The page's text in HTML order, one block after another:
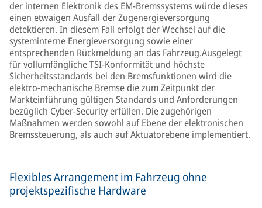
der internen Elektronik des EM-Bremssystems würde dieses
einen etwaigen Ausfall der Zugenergieversorgung
detektieren. In diesem Fall erfolgt der Wechsel auf die
systeminterne Energieversorgung sowie einer
entsprechenden Rückmeldung an das Fahrzeug.Ausgelegt
für vollumfängliche TSI-Konformität und höchste
Sicherheitsstandards bei den Bremsfunktionen wird die
elektro-mechanische Bremse die zum Zeitpunkt der
Markteinführung gültigen Standards und Anforderungen
bezüglich Cyber-Security erfüllen. Die zugehörigen
Maßnahmen werden sowohl auf Ebene der elektronischen
Bremssteuerung, als auch auf Aktuatorebene implementiert.
Flexibles Arrangement im Fahrzeug ohne
projektspezifische Hardware